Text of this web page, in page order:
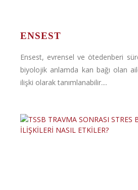
ENSEST
Ensest, evrensel ve ötedenberi
biyolojik anlamda kan bağı olan
ilişki olarak tanımlanabilir....